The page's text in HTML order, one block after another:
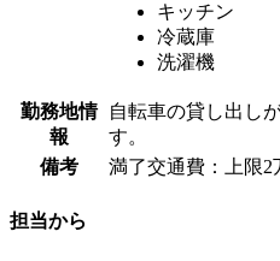
キッチン
冷蔵庫
洗濯機
勤務地情
報
自転車の貸し出し
す。
備考
満了交通費：上限2
担当から